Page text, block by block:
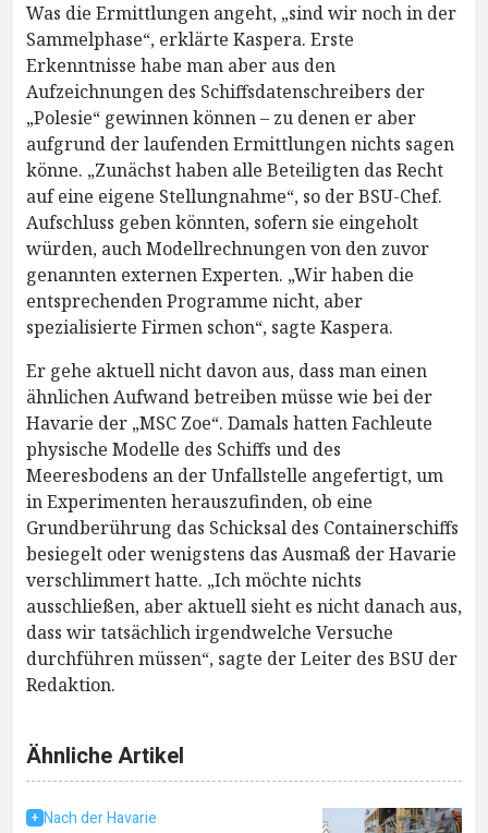
Was die Ermittlungen angeht, „sind wir noch in der
Sammelphase“, erklärte Kaspera. Erste
Erkenntnisse habe man aber aus den
Aufzeichnungen des Schiffsdatenschreibers der
„Polesie“ gewinnen können – zu denen er aber
aufgrund der laufenden Ermittlungen nichts sagen
könne. „Zunächst haben alle Beteiligten das Recht
auf eine eigene Stellungnahme“, so der BSU-Chef.
Aufschluss geben könnten, sofern sie eingeholt
würden, auch Modellrechnungen von den zuvor
genannten externen Experten. „Wir haben die
entsprechenden Programme nicht, aber
spezialisierte Firmen schon“, sagte Kaspera.
Er gehe aktuell nicht davon aus, dass man einen
ähnlichen Aufwand betreiben müsse wie bei der
Havarie der „MSC Zoe“. Damals hatten Fachleute
physische Modelle des Schiffs und des
Meeresbodens an der Unfallstelle angefertigt, um
in Experimenten herauszufinden, ob eine
Grundberührung das Schicksal des Containerschiffs
besiegelt oder wenigstens das Ausmaß der Havarie
verschlimmert hatte. „Ich möchte nichts
ausschließen, aber aktuell sieht es nicht danach aus,
dass wir tatsächlich irgendwelche Versuche
durchführen müssen“, sagte der Leiter des BSU der
Redaktion.
Ähnliche Artikel
Nach der Havarie